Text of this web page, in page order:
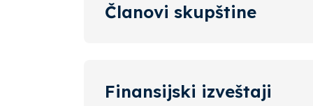
Članovi skupštine
Finansijski izveštaji